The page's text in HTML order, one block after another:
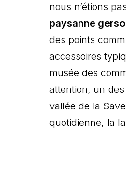
nous n’étions
paysanne
des points
accessoires
musée des
attention, un
vallée de la
quotidienne, la